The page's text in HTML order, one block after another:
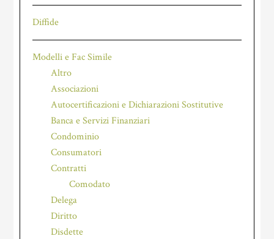
Diffide
Modelli e Fac Simile
Altro
Associazioni
Autocertificazioni e Dichiarazioni Sostitutive
Banca e Servizi Finanziari
Condominio
Consumatori
Contratti
Comodato
Delega
Diritto
Disdette